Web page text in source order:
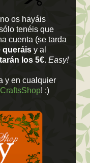
os hayáis
tenéis que
cuenta (se tarda
queráis y al
los 5€. Easy!
y en cualquier
! ;)